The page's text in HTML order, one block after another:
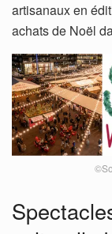
artisanaux en
achats de Noël